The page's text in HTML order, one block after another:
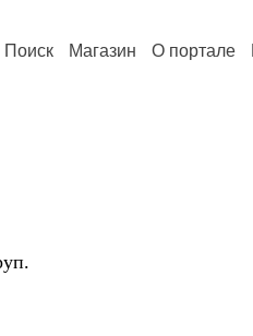
Поиск Магазин О портале